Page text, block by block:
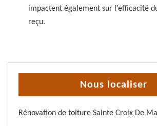
impactent également sur l’efficacité
reçu.
Nous localiser
Rénovation de toiture Sainte Croix De